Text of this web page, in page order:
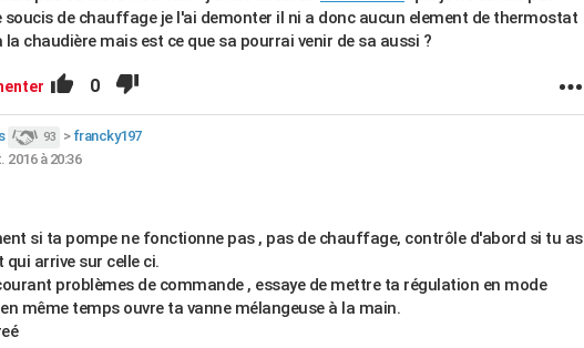
soucis de chauffage je l'ai demonter il ni a donc aucun element de thermostat
la chaudière mais est ce que sa pourrai venir de sa aussi ?
0
93 > francky197
2016 à 20:36
si ta pompe ne fonctionne pas , pas de chauffage, contrôle d'abord si tu as
qui arrive sur celle ci.
problèmes de commande , essaye de mettre ta régulation en mode
même temps ouvre ta vanne mélangeuse à la main.